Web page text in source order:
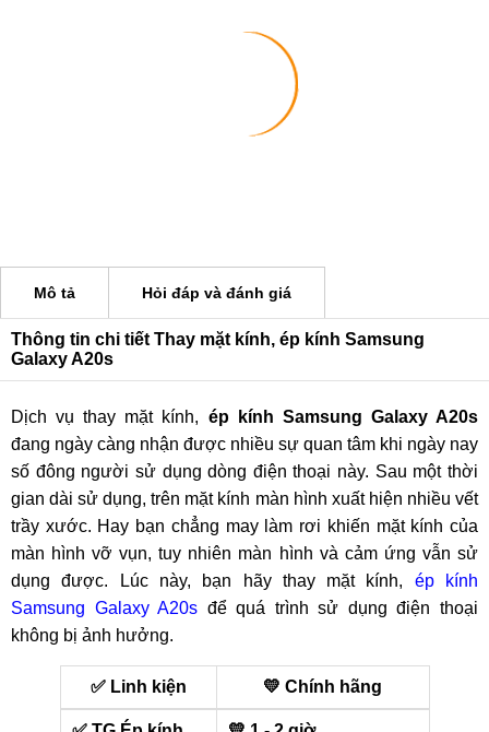
Mô tả Hỏi đáp và đánh giá
Thông tin chi tiết Thay mặt kính, ép kính Samsung
Galaxy A20s
Dịch vụ thay mặt kính, ép kính Samsung Galaxy A20s
đang ngày càng nhận được nhiều sự quan tâm khi ngày nay
số đông người sử dụng dòng điện thoại này. Sau một thời
gian dài sử dụng, trên mặt kính màn hình xuất hiện nhiều vết
trầy xước. Hay bạn chẳng may làm rơi khiến mặt kính của
màn hình vỡ vụn, tuy nhiên màn hình và cảm ứng vẫn sử
dụng được. Lúc này, bạn hãy thay mặt kính, ép kính
Samsung Galaxy A20s để quá trình sử dụng điện thoại
không bị ảnh hưởng.
✅ Linh kiện 💛 Chính hãng